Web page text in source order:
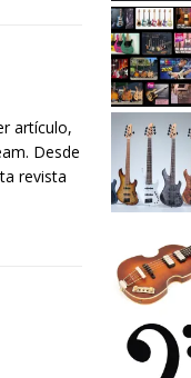
artículo,
Desde
revista